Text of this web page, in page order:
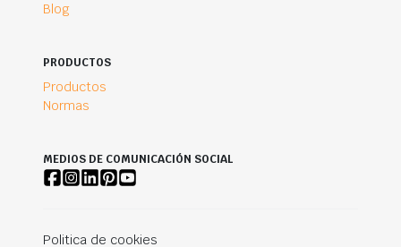
Blog
PRODUCTOS
Productos
Normas
MEDIOS DE COMUNICACIÓN SOCIAL
Politica de cookies